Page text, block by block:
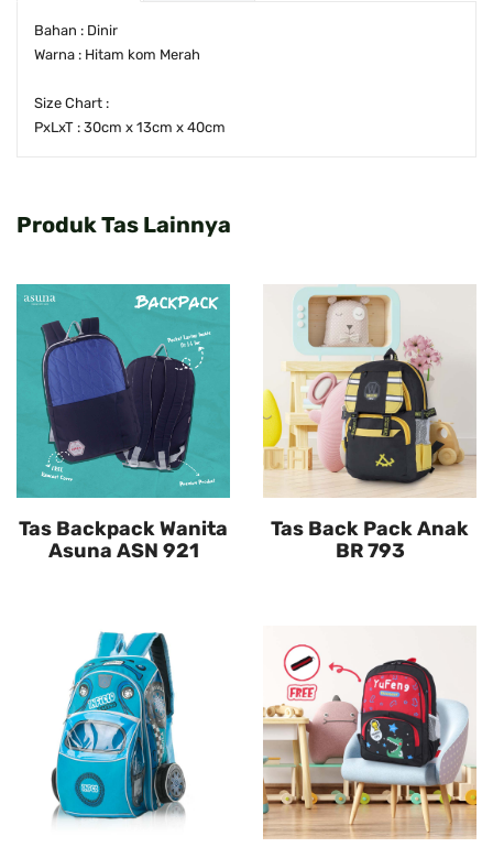
Bahan : Dinir
Warna : Hitam kom Merah
Size Chart :
PxLxT : 30cm x 13cm x 40cm
Produk Tas Lainnya
Tas Backpack Wanita
Asuna ASN 921
Tas Back Pack Anak
BR 793